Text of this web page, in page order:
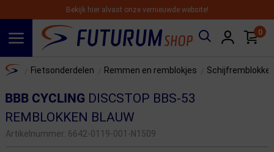
Bekijk hier alvast onze vernieuwde website!
0
Home Fietsonderdelen Remmen en remblokjes
BBB CYCLING DISCSTOP BBS-53
REMBLOKKEN BLAUW
Artikelnummer: 6642-0119-001-N1509